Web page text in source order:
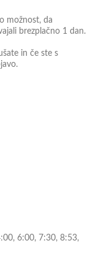
možnost, da
brezplačno 1 dan.
in če ste s
6:00, 7:30, 8:53,